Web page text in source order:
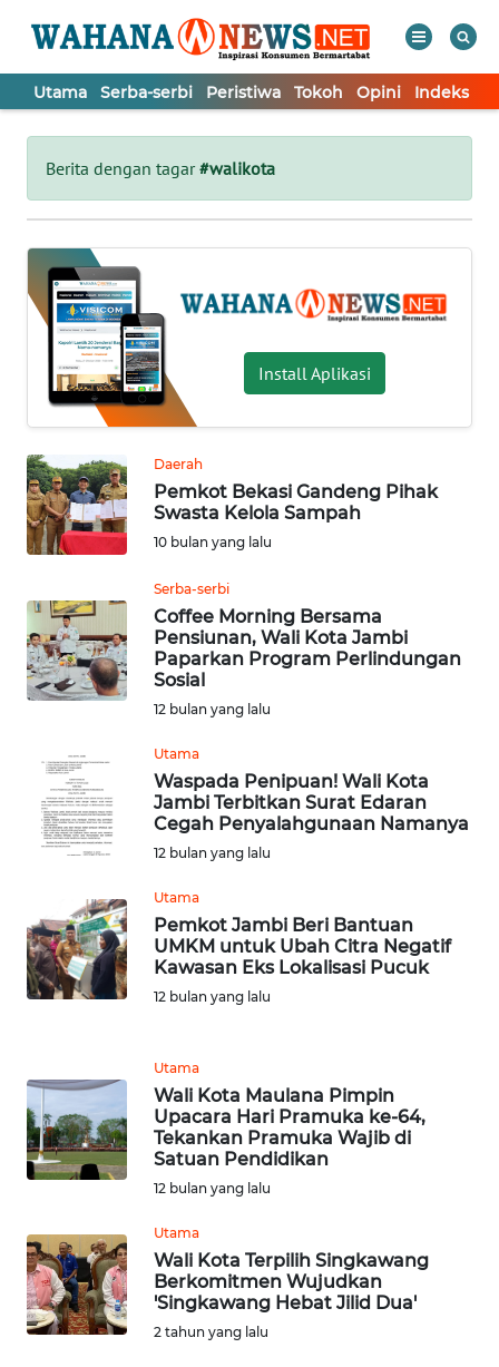
Utama Serba-serbi Peristiwa Tokoh Opini Indeks
Berita dengan tagar#walikota
Install Aplikasi
Daerah
Pemkot Bekasi Gandeng Pihak
Swasta Kelola Sampah
10 bulan yang lalu
Serba-serbi
Coffee Morning Bersama
Pensiunan, Wali Kota Jambi
Paparkan Program Perlindungan
Sosial
12 bulan yang lalu
Utama
Waspada Penipuan! Wali Kota
Jambi Terbitkan Surat Edaran
Cegah Penyalahgunaan Namanya
12 bulan yang lalu
Utama
Pemkot Jambi Beri Bantuan
UMKM untuk Ubah Citra Negatif
Kawasan Eks Lokalisasi Pucuk
12 bulan yang lalu
Utama
Wali Kota Maulana Pimpin
Upacara Hari Pramuka ke-64,
Tekankan Pramuka Wajib di
Satuan Pendidikan
12 bulan yang lalu
Utama
Wali Kota Terpilih Singkawang
Berkomitmen Wujudkan
'Singkawang Hebat Jilid Dua'
2 tahun yang lalu
Tutup
UTAMA
SERBA-
SERBI
PERISTIWA
TOKOH
OPINI
Informasi
INDEKS
BERITA
KONTAK
INFO
IKLAN
TENTANG
PEDOMAN
MEDIA
SIBER
KARIR
DISCLAIMER
News
Regional
WN
SUMUT